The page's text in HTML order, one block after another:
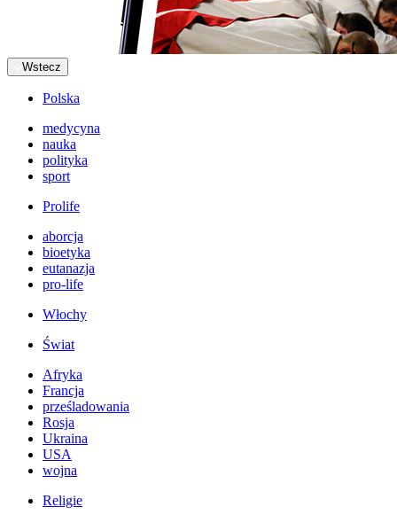
Wstecz
Polska
medycyna
nauka
polityka
sport
Prolife
aborcja
bioetyka
eutanazja
pro-life
Włochy
Świat
Afryka
Francja
prześladowania
Rosja
Ukraina
USA
wojna
Religie